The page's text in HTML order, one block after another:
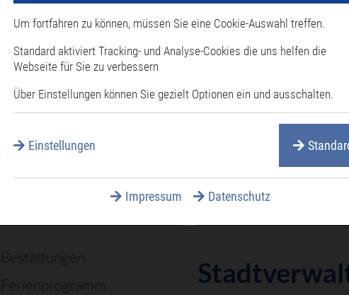
Zurück
Häufig gesucht
Bestattungen
Ferienprogramm
Um fortfahren zu können, müssen Sie eine Cookie-Auswahl treffen.
Standard aktiviert Tracking- und Analyse-Cookies die uns helfen die
Webseite für Sie zu verbessern
Über Einstellungen können Sie gezielt Optionen ein und ausschalten.
Einstellungen
Impressum Datenschutz